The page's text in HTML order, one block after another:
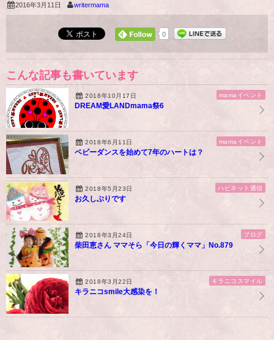
2016年3月11日 writermama
0
こんな記事も書いています
2018年10月17日 mamaイベント
DREAM愛LANDmama祭6
2018年6月11日 mamaイベント
ベビーダンスを始めて7年のハートは？
2018年5月23日 ハピネット通信
お久しぶりです
2018年3月24日 ブログ
柴田恵さん ママそら「今日の輝くママ」No.879
2018年3月22日 キラニコスマイル
キラニコsmile大感染を！